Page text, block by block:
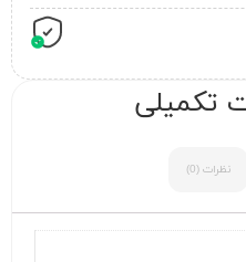
نظرات (0)
تکمیلی